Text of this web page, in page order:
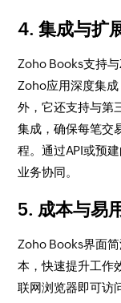
4. 集成与扩
Zoho Books支持
Zoho应用深度集
外，它还支持与第
集成，确保每笔交
程。通过API或预
业务协同。
5. 成本与易
Zoho Books界面
本，快速提升工作
联网浏览器即可访